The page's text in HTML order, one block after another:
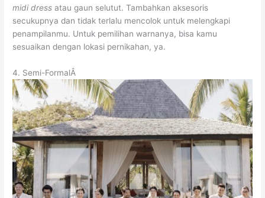
midi dress atau gaun selutut. Tambahkan aksesoris
secukupnya dan tidak terlalu mencolok untuk melengkapi
penampilanmu. Untuk pemilihan warnanya, bisa kamu
sesuaikan dengan lokasi pernikahan, ya.
4. Semi-FormalÂ